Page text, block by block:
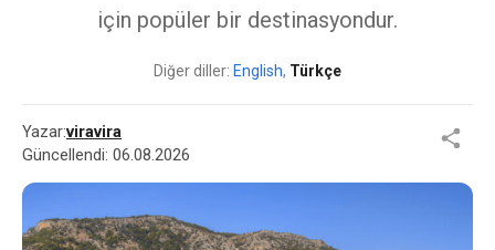
için popüler bir destinasyondur.
Diğer diller: English, Türkçe
Yazar:viravira
Güncellendi: 06.08.2026